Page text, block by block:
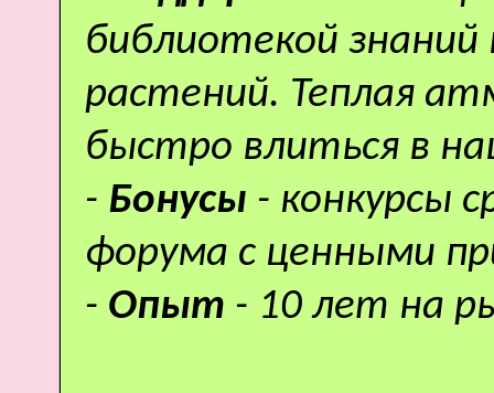
библиотекой
растений. Теплая
быстро влиться в
- Бонусы - конкурсы
форума с ценными
- Опыт - 10 лет на